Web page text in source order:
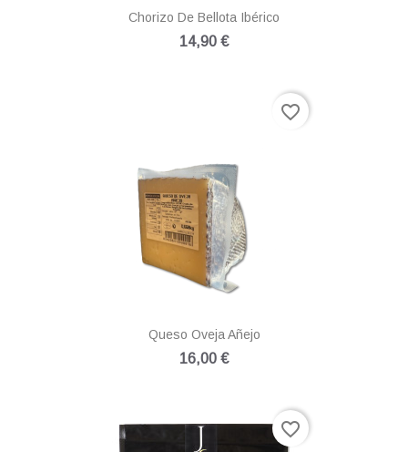
Chorizo De Bellota Ibérico
14,90 €
Queso Oveja Añejo
16,00 €
favorite_border
favorite_border